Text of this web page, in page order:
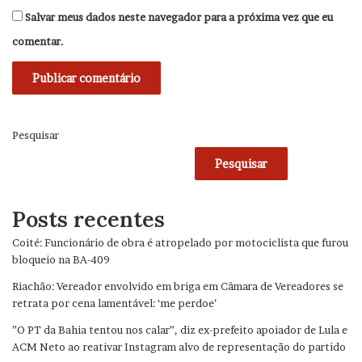
Salvar meus dados neste navegador para a próxima vez que eu
comentar.
Pesquisar
Pesquisar
Posts recentes
Coité: Funcionário de obra é atropelado por motociclista que furou
bloqueio na BA-409
Riachão: Vereador envolvido em briga em Câmara de Vereadores se
retrata por cena lamentável: ‘me perdoe’
”O PT da Bahia tentou nos calar”, diz ex-prefeito apoiador de Lula e
ACM Neto ao reativar Instagram alvo de representação do partido